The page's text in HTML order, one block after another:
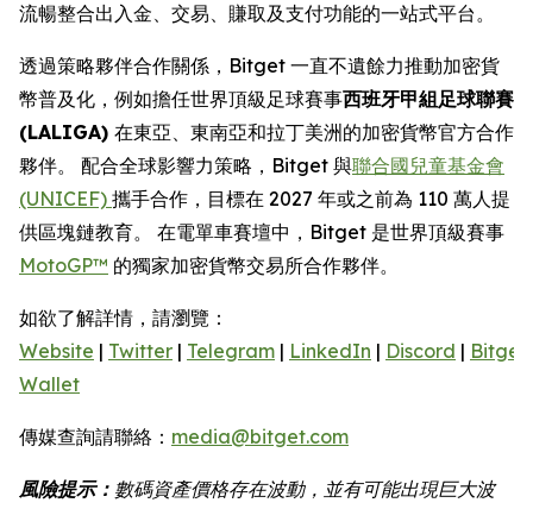
流暢整合出入金、交易、賺取及支付功能的一站式平台。
透過策略夥伴合作關係，Bitget 一直不遺餘力推動加密貨
幣普及化，例如擔任世界頂級足球賽事西班牙甲組足球聯賽
(LALIGA) 在東亞、東南亞和拉丁美洲的加密貨幣官方合作
夥伴。 配合全球影響力策略，Bitget 與聯合國兒童基金會
(UNICEF) 攜手合作，目標在 2027 年或之前為 110 萬人提
供區塊鏈教育。 在電單車賽壇中，Bitget 是世界頂級賽事
MotoGP™ 的獨家加密貨幣交易所合作夥伴。
如欲了解詳情，請瀏覽：
Website | Twitter | Telegram | LinkedIn | Discord | Bitget
Wallet
傳媒查詢請聯絡： media@bitget.com
風險提示： 數碼資產價格存在波動，並有可能出現巨大波